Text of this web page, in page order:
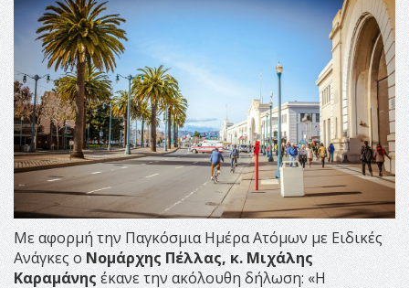
Με αφορμή την Παγκόσμια Ημέρα Ατόμων με Ειδικές
Ανάγκες οΝομάρχης Πέλλας, κ. Μιχάλης
Καραμάνης έκανε την ακόλουθη δήλωση: «Η